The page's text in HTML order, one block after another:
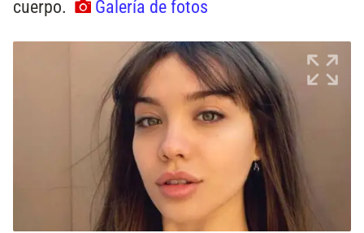
cuerpo.
Galería de fotos